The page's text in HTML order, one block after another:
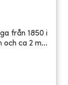
från 1850 i
och ca 2 m...